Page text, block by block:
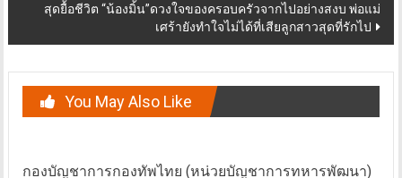
สุดยื้อชีวิต “น้องมิ้น”ดวงใจของครอบครัวจากไปอย่างสงบ พ่อแม่
เศร้ายังทำใจไม่ได้ที่เสียลูกสาวสุดที่รักไป
You May Also Like
กองบัญชาการกองทัพไทย (หน่วยบัญชาการทหารพัฒนา)